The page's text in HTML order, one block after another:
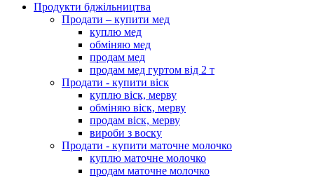
Продукти бджільництва
Продати – купити мед
куплю мед
обміняю мед
продам мед
продам мед гуртом від 2 т
Продати - купити віск
куплю віск, мерву
обміняю віск, мерву
продам віск, мерву
вироби з воску
Продати - купити маточне молочко
куплю маточне молочко
продам маточне молочко